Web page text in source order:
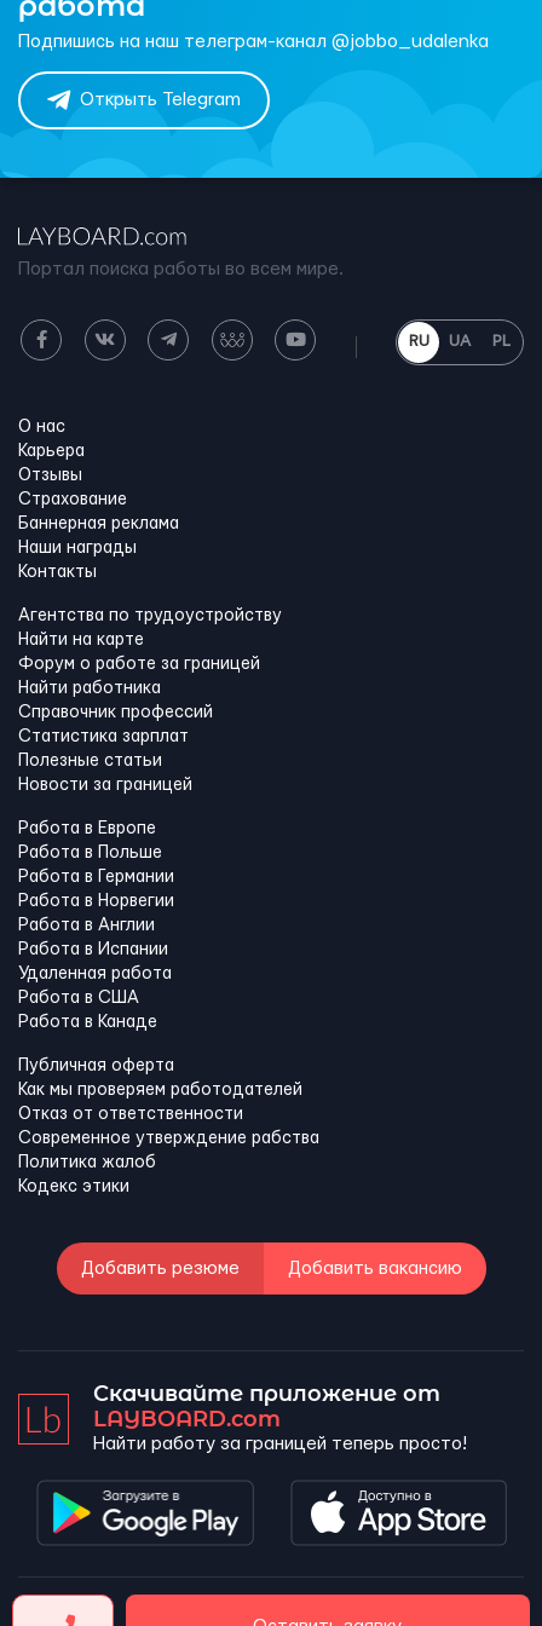
Подпишись на наш телеграм-канал @jobbo_udalenka
Открыть Telegram
Портал поиска работы во всем мире.
RU UA PL
О нас
Карьера
Отзывы
Страхование
Баннерная реклама
Наши награды
Контакты
Агентства по трудоустройству
Найти на карте
Форум о работе за границей
Найти работника
Справочник профессий
Статистика зарплат
Полезные статьи
Новости за границей
Работа в Европе
Работа в Польше
Работа в Германии
Работа в Норвегии
Работа в Англии
Работа в Испании
Удаленная работа
Работа в США
Работа в Канадe
Публичная оферта
Как мы проверяем работодателей
Отказ от ответственности
Современное утверждение рабства
Политика жалоб
Кодекс этики
Добавить резюме Добавить вакансию
Скачивайте приложение от
LAYBOARD.com
Найти работу за границей теперь просто!
LAYBOARD, SL Copyright 2026 ©